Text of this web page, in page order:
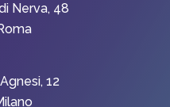
Nerva, 48
12